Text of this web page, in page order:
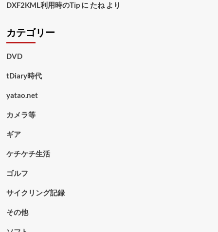
DXF2KML利用時のTipに たねより
カテゴリー
DVD
tDiary時代
yatao.net
カメラ等
ギア
ケチケチ生活
ゴルフ
サイクリング記録
その他